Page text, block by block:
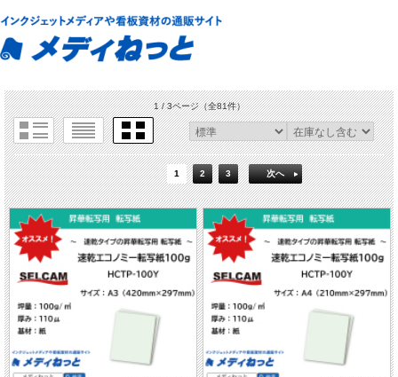
1 / 3ページ（全81件）
1 2 3 次へ